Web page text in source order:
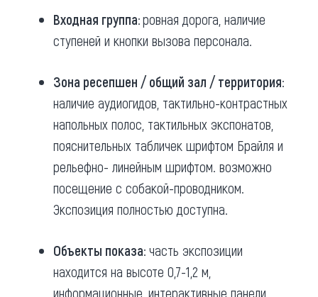
Входная группа:ровная дорога, наличие
ступеней и кнопки вызова персонала.
Зона ресепшен / общий зал / территория:
наличие аудиогидов, тактильно-контрастных
напольных полос, тактильных экспонатов,
пояснительных табличек шрифтом Брайля и
рельефно- линейным шрифтом. возможно
посещение с собакой-проводником.
Экспозиция полностью доступна.
Объекты показа: часть экспозиции
находится на высоте 0,7-1,2 м,
информационные, интерактивные панели,